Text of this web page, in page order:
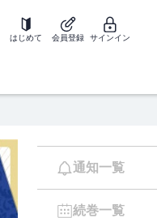
はじめて 会員登録 サインイン
通知一覧
続巻一覧